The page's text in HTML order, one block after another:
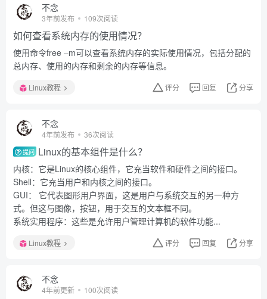
不念
3年前发布 109次阅读
如何查看系统内存的使用情况？
使用命令free –m可以查看系统内存的实际使用情况，包括分配的
总内存、使用的内存和剩余的内存等信息。
Linux教程 评分 回复 分享
不念
4年前发布 36次阅读
提问 Linux的基本组件是什么？
内核：它是Linux的核心组件，它充当软件和硬件之间的接口。
Shell：它充当用户和内核之间的接口。
GUI： 它代表图形用户界面，这是用户与系统交互的另一种方
式。但这与图像，按钮，用于交互的文本框不同。
系统实用程序：这些是允许用户管理计算机的软件功能...
Linux教程 评分 回复 分享
不念
4年前更新 100次阅读